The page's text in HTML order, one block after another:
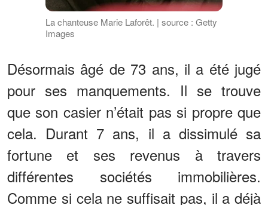
La chanteuse Marie Laforêt. | source : Getty
Images
Désormais âgé de 73 ans, il a été jugé
pour ses manquements. Il se trouve
que son casier n’était pas si propre que
cela. Durant 7 ans, il a dissimulé sa
fortune et ses revenus à travers
différentes sociétés immobilières.
Comme si cela ne suffisait pas, il a déjà